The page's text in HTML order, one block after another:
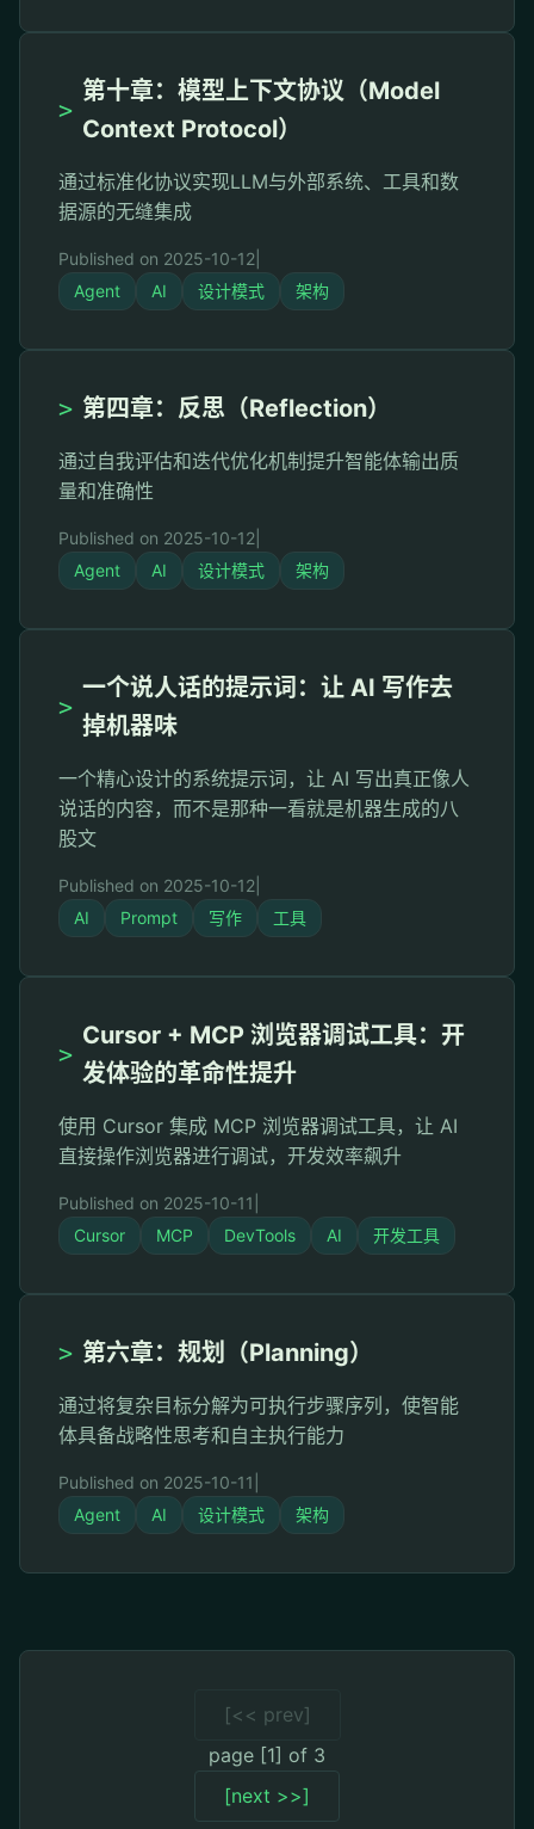
>
第十章：模型上下文协议（Model
Context Protocol）
通过标准化协议实现LLM与外部系统、工具和数
据源的无缝集成
Published on 2025-10-12
Agent
AI 设计模式 架构
> 第四章：反思（Reflection）
通过自我评估和迭代优化机制提升智能体输出质
量和准确性
Published on 2025-10-12
Agent
AI 设计模式 架构
>
一个说人话的提示词：让 AI 写作去
掉机器味
一个精心设计的系统提示词，让 AI 写出真正像人
说话的内容，而不是那种一看就是机器生成的八
股文
Published on 2025-10-12
AI
Prompt 写作 工具
>
Cursor + MCP 浏览器调试工具：开
发体验的革命性提升
使用 Cursor 集成 MCP 浏览器调试工具，让 AI
直接操作浏览器进行调试，开发效率飙升
Published on 2025-10-11
Cursor
MCP DevTools AI 开发工具
> 第六章：规划（Planning）
通过将复杂目标分解为可执行步骤序列，使智能
体具备战略性思考和自主执行能力
Published on 2025-10-11
Agent
AI 设计模式 架构
[<< prev]
page [1] of 3
[next >>]